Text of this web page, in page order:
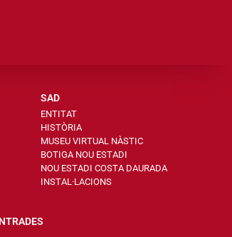
SAD
ENTITAT
HISTÒRIA
MUSEU VIRTUAL NÀSTIC
BOTIGA NOU ESTADI
NOU ESTADI COSTA DAURADA
INSTAL·LACIONS